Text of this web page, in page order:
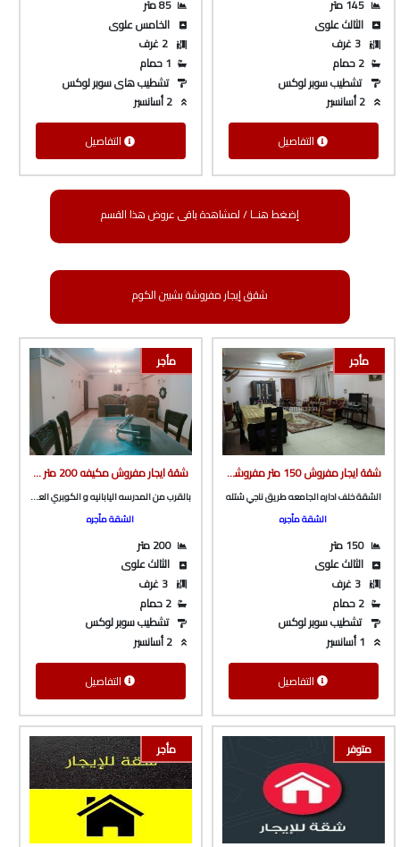
145 متر
الثالث علوى
2 حمام
تشطيب سوبر لوكس
التفاصيل
85 متر
الخامس علوى
2 غرف
1 حمام
تشطيب هاى سوبر لوكس
2 أسانسير
التفاصيل
إضغط هنــا / لمشاهدة باقى عروض هذا القسم
شقق إيجار مفروشة بشبين الكوم
مأجر
شقة ايجار مفروش 150 متر مفروشه بالكامل و مكيفه ف برج بأسانسير خلف ادارة الجامعة من الوسيط العقارية بشبين الكوم
الشقة خلف اداره الجامعه طريق ناجي شتله
الشقة مأجره
150 متر
الثالث علوى
2 حمام
تشطيب سوبر لوكس
التفاصيل
مأجر
شقة ايجار مفروش مكيفه 200 متر تشطيب و فرش سوبر لوكس ف برج بأسانسير بالقرب من المدرسه اليابانيه و الكوبري العلوى من شركة الوسيط العقارية بشبين الكوم
بالقرب من المدرسه اليابانيه و الكوبري العلوى
الشقة مأجره
200 متر
الثالث علوى
3 غرف
2 حمام
تشطيب سوبر لوكس
2 أسانسير
التفاصيل
متوفر مأجر